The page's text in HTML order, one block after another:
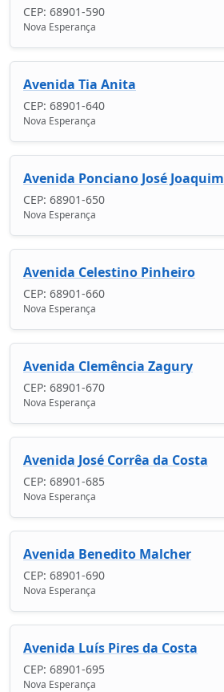
CEP: 68901-590
Nova Esperança
Avenida Tia Anita
CEP: 68901-640
Nova Esperança
Avenida Ponciano José Joaquim
CEP: 68901-650
Nova Esperança
Avenida Celestino Pinheiro
CEP: 68901-660
Nova Esperança
Avenida Clemência Zagury
CEP: 68901-670
Nova Esperança
Avenida José Corrêa da Costa
CEP: 68901-685
Nova Esperança
Avenida Benedito Malcher
CEP: 68901-690
Nova Esperança
Avenida Luís Pires da Costa
CEP: 68901-695
Nova Esperança